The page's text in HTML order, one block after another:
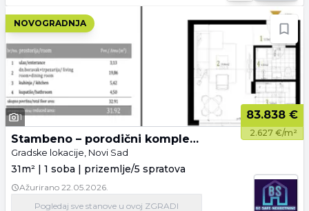
NOVOGRADNJA
1 83.838 €
2.627 €/m²
Stambeno – porodični kompleks Petrovaradin
Gradske lokacije, Novi Sad
31m² | 1 soba | prizemlje/5 spratova
Ažurirano 22.05.2026.
Pogledajsve stanove u ovoj ZGRADI